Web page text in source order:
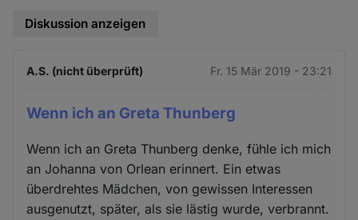
Diskussion anzeigen
A.S. (nicht überprüft) Fr. 15 Mär 2019 - 23:21
Wenn ich an Greta Thunberg
Wenn ich an Greta Thunberg denke, fühle ich mich
an Johanna von Orlean erinnert. Ein etwas
überdrehtes Mädchen, von gewissen Interessen
ausgenutzt, später, als sie lästig wurde, verbrannt.